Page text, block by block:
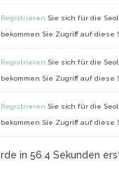
Registrieren Sie sich für die
bekommen Sie Zugriff auf diese
Registrieren Sie sich für die
bekommen Sie Zugriff auf diese
Registrieren Sie sich für die
bekommen Sie Zugriff auf diese
in 56.4 Sekunden